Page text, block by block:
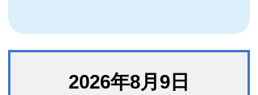
2026年8月9日